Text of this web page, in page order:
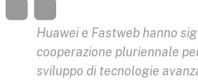
Huawei e Fastweb hanno
cooperazione pluriennale
sviluppo di tecnologie